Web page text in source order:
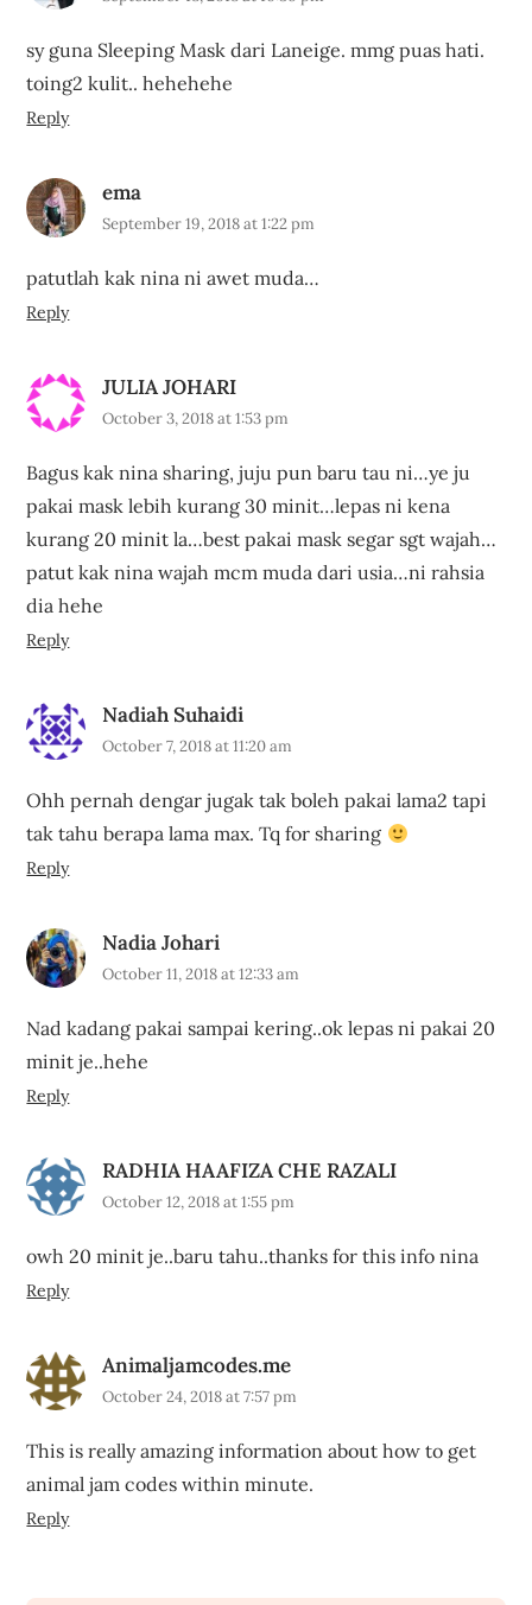
sy guna Sleeping Mask dari Laneige. mmg puas hati.
toing2 kulit.. hehehehe
Reply
ema
September 19, 2018 at 1:22 pm
patutlah kak nina ni awet muda…
Reply
JULIA JOHARI
October 3, 2018 at 1:53 pm
Bagus kak nina sharing, juju pun baru tau ni…ye ju
pakai mask lebih kurang 30 minit…lepas ni kena
kurang 20 minit la…best pakai mask segar sgt wajah…
patut kak nina wajah mcm muda dari usia…ni rahsia
dia hehe
Reply
Nadiah Suhaidi
October 7, 2018 at 11:20 am
Ohh pernah dengar jugak tak boleh pakai lama2 tapi
tak tahu berapa lama max. Tq for sharing
Reply
Nadia Johari
October 11, 2018 at 12:33 am
Nad kadang pakai sampai kering..ok lepas ni pakai 20
minit je..hehe
Reply
RADHIA HAAFIZA CHE RAZALI
October 12, 2018 at 1:55 pm
owh 20 minit je..baru tahu..thanks for this info nina
Reply
Animaljamcodes.me
October 24, 2018 at 7:57 pm
This is really amazing information about how to get
animal jam codes within minute.
Reply